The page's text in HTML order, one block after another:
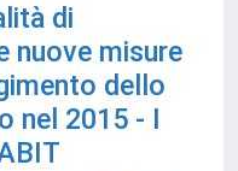
di
nuove misure
dello
nel 2015 - I